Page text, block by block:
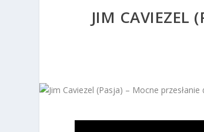
JIM CAVIEZEL